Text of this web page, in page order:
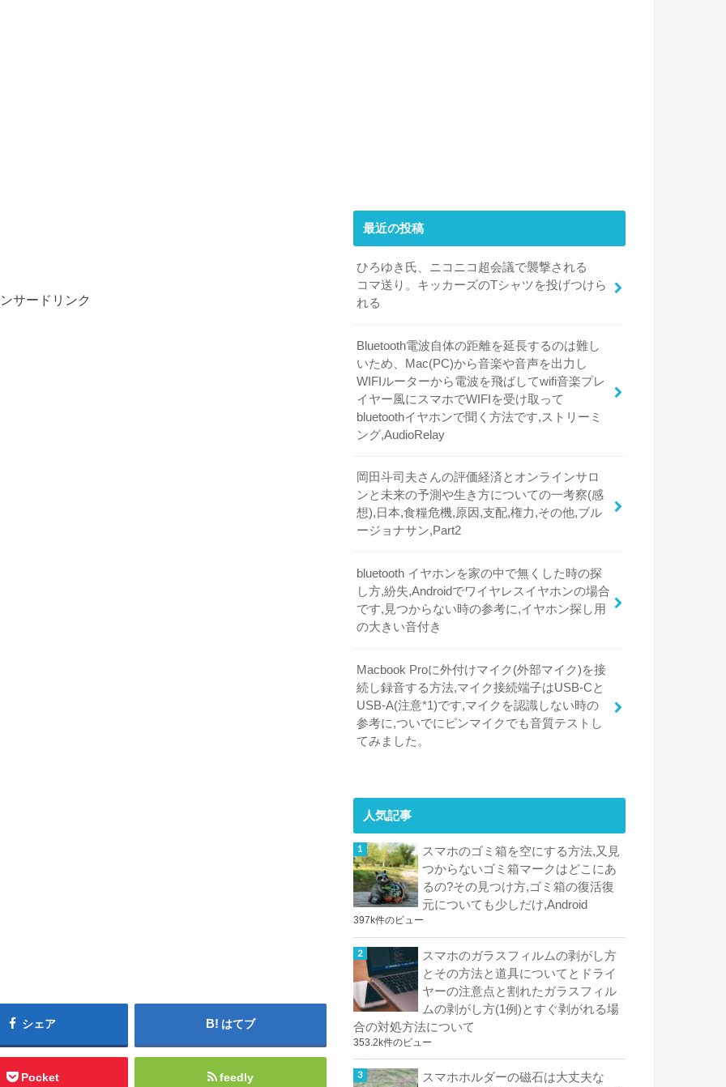
サードリンク
シェア はてブ
Pocket feedly
最近の投稿
ひろゆき氏、ニコニコ超会議で襲撃される
コマ送り。キッカーズのTシャツを投げつけら
れる
Bluetooth電波自体の距離を延長するのは難し
いため、Mac(PC)から音楽や音声を出力し
WIFIルーターから電波を飛ばしてwifi音楽プレ
イヤー風にスマホでWIFIを受け取って
bluetoothイヤホンで聞く方法です,ストリーミ
ング,AudioRelay
岡田斗司夫さんの評価経済とオンラインサロ
ンと未来の予測や生き方についての一考察(感
想),日本,食糧危機,原因,支配,権力,その他,ブル
ージョナサン,Part2
bluetooth イヤホンを家の中で無くした時の探
し方,紛失,Androidでワイヤレスイヤホンの場合
です,見つからない時の参考に,イヤホン探し用
の大きい音付き
Macbook Proに外付けマイク(外部マイク)を接
続し録音する方法,マイク接続端子はUSB-Cと
USB-A(注意*1)です,マイクを認識しない時の
参考に,ついでにピンマイクでも音質テストし
てみました。
人気記事
スマホのゴミ箱を空にする方法,又見
つからないゴミ箱マークはどこにあ
るの?その見つけ方,ゴミ箱の復活復
元についても少しだけ,Android
397k件のビュー
スマホのガラスフィルムの剥がし方
とその方法と道具についてとドライ
ヤーの注意点と割れたガラスフィル
ムの剥がし方(1例)とすぐ剥がれる場
合の対処方法について
353.2k件のビュー
スマホホルダーの磁石は大丈夫な